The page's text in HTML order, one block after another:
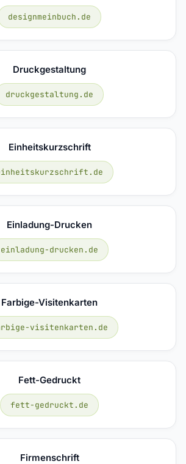
designmeinbuch.de
Druckgestaltung
druckgestaltung.de
Einheitskurzschrift
Einladung-Drucken
einladung-drucken.de
Farbige-Visitenkarten
visitenkarten.de
Fett-Gedruckt
fett-gedruckt.de
Firmenschrift